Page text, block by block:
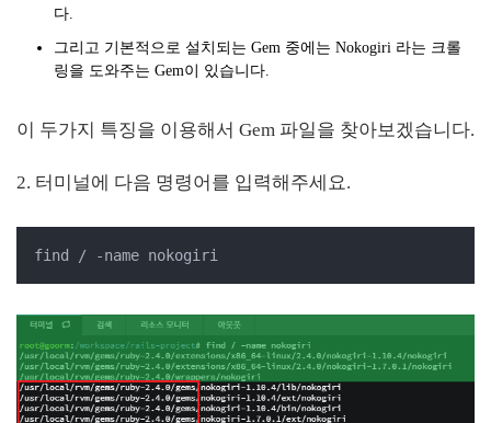
다.
그리고 기본적으로 설치되는 Gem 중에는 Nokogiri 라는 크롤
링을 도와주는 Gem이 있습니다.
이 두가지 특징을 이용해서 Gem 파일을 찾아보겠습니다.
2. 터미널에 다음 명령어를 입력해주세요.
find / -name nokogiri